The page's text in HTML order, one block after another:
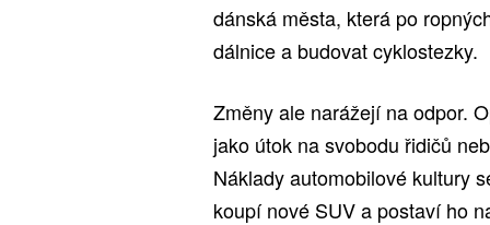
dánská města, která po
dálnice a budovat cyklostezky.
Změny ale narážejí na odpor.
jako útok na svobodu řidičů
Náklady automobilové kultury
koupí nové SUV a postaví ho